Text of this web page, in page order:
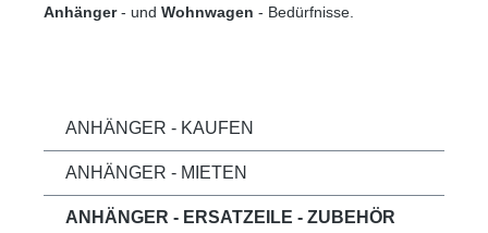
Anhänger- und Wohnwagen - Bedürfnisse.
ANHÄNGER - KAUFEN
ANHÄNGER - MIETEN
ANHÄNGER - ERSATZEILE - ZUBEHÖR